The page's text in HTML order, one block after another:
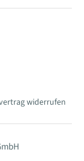
widerrufen